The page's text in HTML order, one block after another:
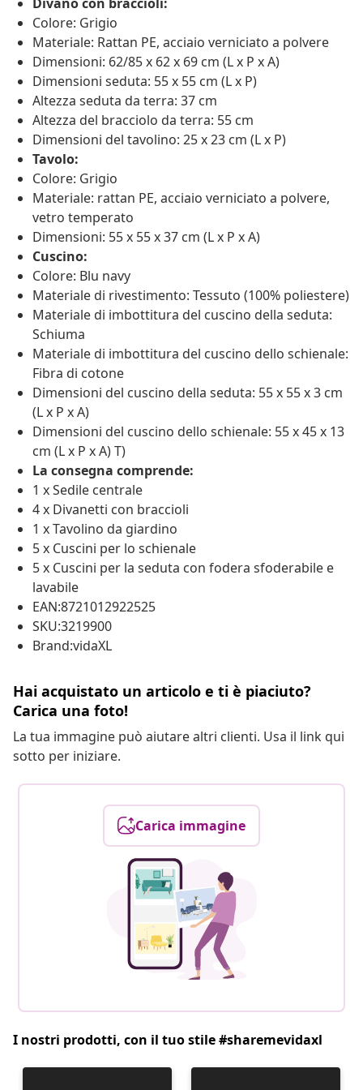
Colore: Grigio
Materiale: Rattan PE, acciaio verniciato a polvere
Dimensioni: 62/85 x 62 x 69 cm (L x P x A)
Dimensioni seduta: 55 x 55 cm (L x P)
Altezza seduta da terra: 37 cm
Altezza del bracciolo da terra: 55 cm
Dimensioni del tavolino: 25 x 23 cm (L x P)
Tavolo:
Colore: Grigio
Materiale: rattan PE, acciaio verniciato a polvere,
vetro temperato
Dimensioni: 55 x 55 x 37 cm (L x P x A)
Cuscino:
Colore: Blu navy
Materiale di rivestimento: Tessuto (100% poliestere)
Materiale di imbottitura del cuscino della seduta:
Schiuma
Materiale di imbottitura del cuscino dello schienale:
Fibra di cotone
Dimensioni del cuscino della seduta: 55 x 55 x 3 cm
(L x P x A)
Dimensioni del cuscino dello schienale: 55 x 45 x 13
cm (L x P x A) T)
La consegna comprende:
1 x Sedile centrale
4 x Divanetti con braccioli
1 x Tavolino da giardino
5 x Cuscini per lo schienale
5 x Cuscini per la seduta con fodera sfoderabile e
lavabile
EAN:8721012922525
SKU:3219900
Brand:vidaXL
Hai acquistato un articolo e ti è piaciuto?
Carica una foto!
La tua immagine può aiutare altri clienti. Usa il link qui
sotto per iniziare.
Carica immagine
I nostri prodotti, con il tuo stile #sharemevidaxl